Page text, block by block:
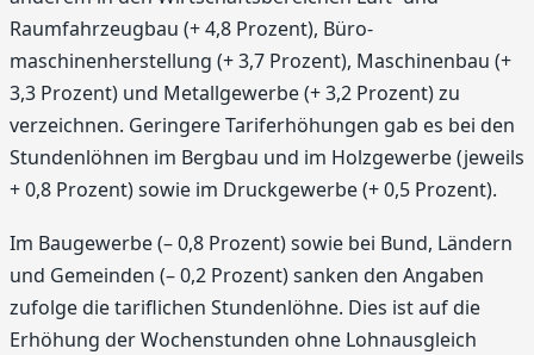
Raumfahrzeugbau (+ 4,8 Prozent), Büro­
maschinenherstellung (+ 3,7 Prozent), Maschinenbau (+
3,3 Prozent) und Metallgewerbe (+ 3,2 Prozent) zu
verzeichnen. Geringere Tariferhöhungen gab es bei den
Stundenlöhnen im Bergbau und im Holzgewerbe (jeweils
+ 0,8 Prozent) sowie im Druckgewerbe (+ 0,5 Prozent).
Im Baugewerbe (– 0,8 Prozent) sowie bei Bund, Ländern
und Gemeinden (– 0,2 Prozent) sanken den Angaben
zufolge die tariflichen Stundenlöhne. Dies ist auf die
Erhöhung der Wochenstunden ohne Lohnausgleich